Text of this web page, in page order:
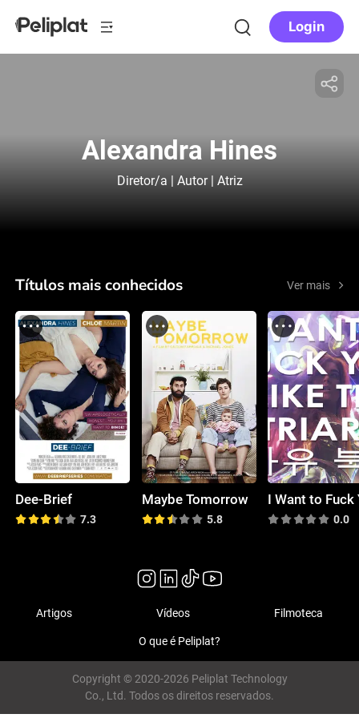
Login
Alexandra Hines
Diretor/a | Autor | Atriz
Títulos mais conhecidos Ver mais
Dee-Brief
7.3
Maybe Tomorrow
5.8 0.0
Artigos Vídeos Filmoteca
O que é Peliplat?
Copyright © 2020-2026 Peliplat Technology
Co., Ltd. Todos os direitos reservados.